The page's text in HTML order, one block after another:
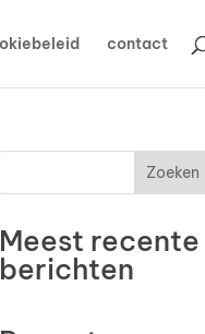
contact
Zoeken
Meest recente
berichten